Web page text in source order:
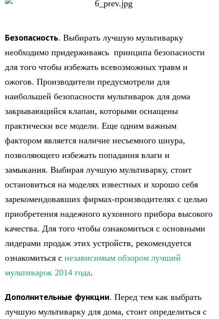
Безопасность. Выбирать лучшую мультиварку
необходимо придерживаясь принципа безопасности
для того чтобы избежать всевозможных травм и
ожогов. Производители предусмотрели для
наибольшей безопасности мультиварок для дома
закрывающийся клапан, которыми оснащены
практически все модели. Еще одним важным
фактором является наличие несъемного шнура,
позволяющего избежать попадания влаги и
замыкания. Выбирая лучшую мультиварку, стоит
остановиться на моделях известных и хорошо себя
зарекомендовавших фирмах-производителях с целью
приобретения надежного кухонного прибора высокого
качества. Для того чтобы ознакомиться с основными
лидерами продаж этих устройств, рекомендуется
ознакомиться с независимым обзором лучший
мультиварок 2014 года.
Дополнительные функции. Перед тем как выбрать
лучшую мультиварку для дома, стоит определиться с